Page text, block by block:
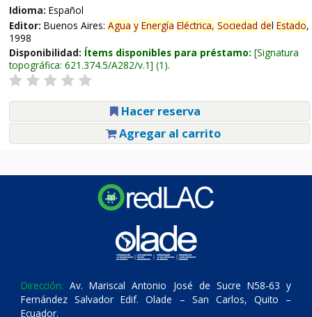
Idioma: Español
Editor: Buenos Aires: Agua y Energía Eléctrica, Sociedad del Estado,
1998
Disponibilidad: Ítems disponibles para préstamo: Signatura
topográfica: 621.374.5/A282/v.1 (1).
Hacer reserva
Agregar al carrito
Dirección: Av. Mariscal Antonio José de Sucre N58-63 y
Fernández Salvador Edif. Olade – San Carlos, Quito –
Ecuador.